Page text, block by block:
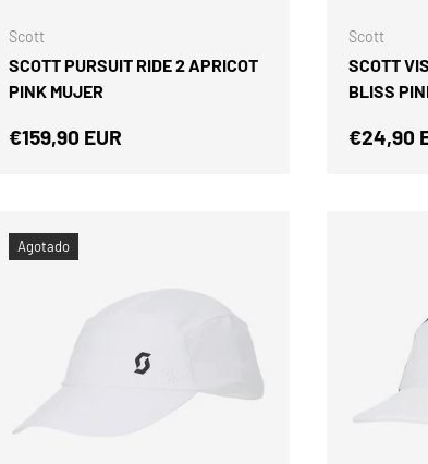
Scott
SCOTT PURSUIT RIDE 2 APRICOT
PINK MUJER
Precio normal
€159,90 EUR
Scott
SCOTT
BLISS
Precio
€24,90
Agotado
BIENVENIDOS/AS
LLÉVATE UN 5%
DE DESCUENTO